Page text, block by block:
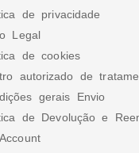
de privacidade
Legal
de cookies
autorizado de
gerais Envio
de Devolução e